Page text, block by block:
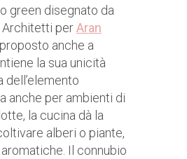
green disegnato da
Architetti perAran
anche a
la sua unicità
dell’elemento
anche per ambienti di
la cucina dà la
alberi o piante,
Il connubio